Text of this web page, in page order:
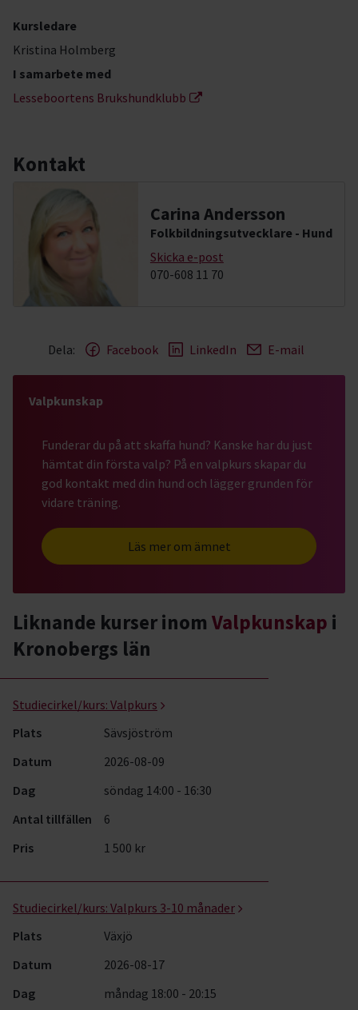
Kursledare
Kristina Holmberg
I samarbete med
Lesseboortens Brukshundklubb
Kontakt
Carina Andersson
Folkbildningsutvecklare - Hund
Skicka e-post
070-608 11 70
Dela: Facebook LinkedIn E-mail
Valpkunskap
Funderar du på att skaffa hund? Kanske har du just
hämtat din första valp? På en valpkurs skapar du
god kontakt med din hund och lägger grunden för
vidare träning.
Läs mer om ämnet
Liknande kurser inom Valpkunskap i
Kronobergs län
Studiecirkel/kurs: Valpkurs
Plats
Sävsjöström
Datum
2026-08-09
Dag
söndag 14:00 - 16:30
Antal tillfällen
6
Pris
1 500 kr
Studiecirkel/kurs: Valpkurs 3-10 månader
Plats
Växjö
Datum
2026-08-17
Dag
måndag 18:00 - 20:15